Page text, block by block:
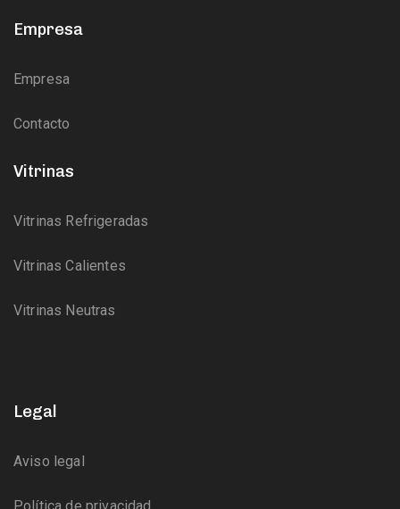
Empresa
Empresa
Contacto
Vitrinas
Vitrinas Refrigeradas
Vitrinas Calientes
Vitrinas Neutras
Legal
Aviso legal
Política de privacidad